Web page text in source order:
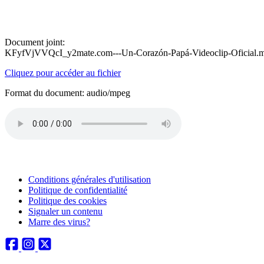
Document joint:
KFyfVjVVQcI_y2mate.com---Un-Corazón-Papá-Videoclip-
Cliquez pour accéder au fichier
Format du document: audio/mpeg
Conditions générales d'utilisation
Politique de confidentialité
Politique des cookies
Signaler un contenu
Marre des virus?